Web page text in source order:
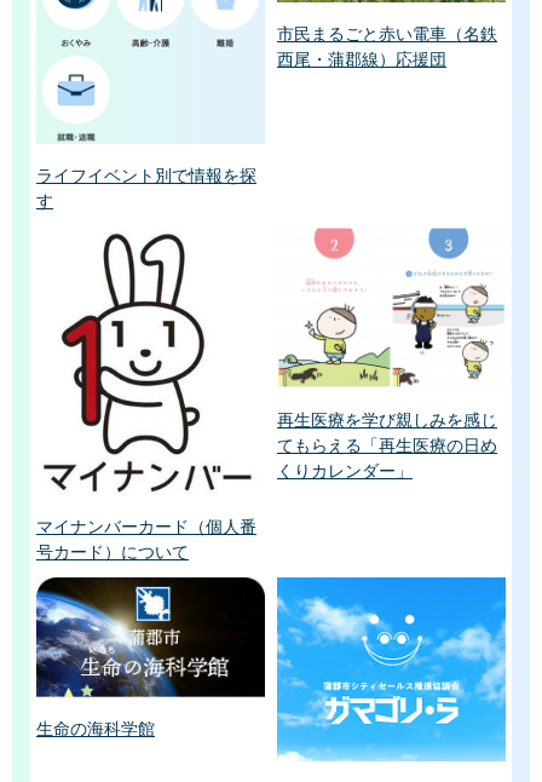
ライフイベント別で情報を探
す
市民まるごと赤い電車（名鉄
西尾・蒲郡線）応援団
マイナンバーカード（個人番
号カード）について
再生医療を学び親しみを感じ
てもらえる「再生医療の日め
くりカレンダー」
生命の海科学館